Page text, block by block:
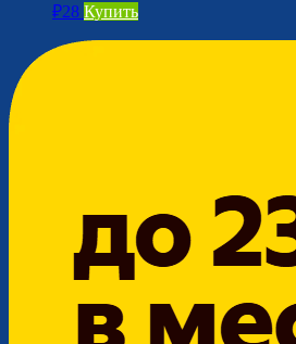
₽28 Купить